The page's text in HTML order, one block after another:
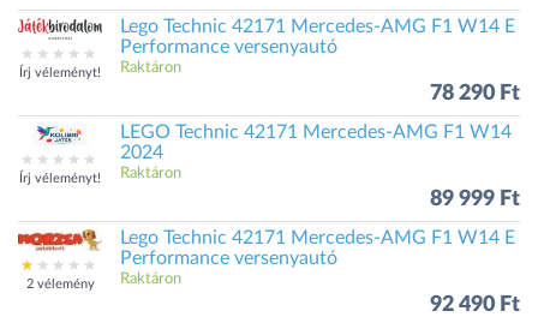
Írj véleményt!
Lego Technic 42171 Mercedes-AMG F1 W14 E
Performance versenyautó
Raktáron
78 290 Ft
Írj véleményt!
LEGO Technic 42171 Mercedes-AMG F1 W14
2024
Raktáron
89 999 Ft
2 vélemény
Lego Technic 42171 Mercedes-AMG F1 W14 E
Performance versenyautó
Raktáron
92 490 Ft